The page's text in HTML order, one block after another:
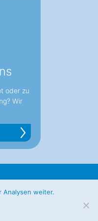
oder zu
Wir
Analysen weiter.